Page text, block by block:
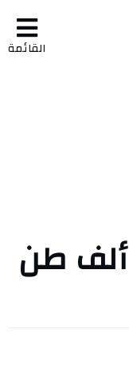
القائمة
تونس/ تبذير 113 ألف طن